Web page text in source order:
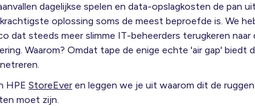
dagelijkse spelen en data-opslagkosten de pan uit
oplossing soms de meest beproefde is. We
dat steeds meer slimme IT-beheerders terugkeren naar
Waarom? Omdat tape de enige echte 'air gap' biedt
.
HPE StoreEver en leggen we je uit waarom dit de
moet zijn.